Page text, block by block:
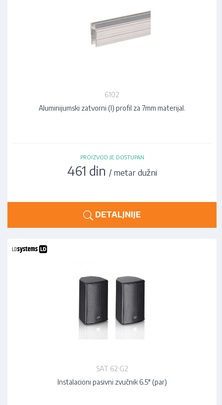
6102
Aluminijumski zatvorni (I) profil za 7mm materijal.
PROIZVOD JE DOSTUPAN
461 din / metar dužni
DETALJNIJE
SAT 62 G2
Instalacioni pasivni zvučnik 6.5" (par)